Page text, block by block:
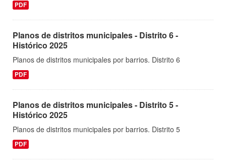
PDF
Planos de distritos municipales - Distrito 6 -
Histórico 2025
Planos de distritos municipales por barrios. Distrito 6
PDF
Planos de distritos municipales - Distrito 5 -
Histórico 2025
Planos de distritos municipales por barrios. Distrito 5
PDF